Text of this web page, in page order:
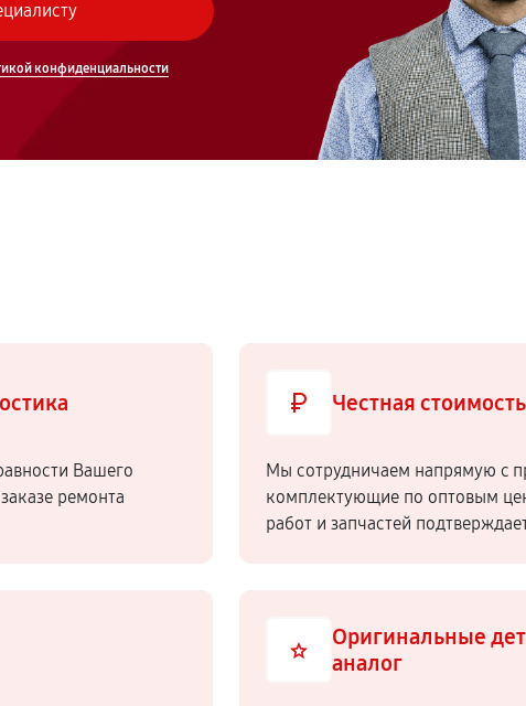
конфиденциальности
Вашего
ремонта
Честная стоимость
Мы сотрудничаем напрямую c
комплектующие по оптовым
работ и запчастей
Оригинальные
аналог